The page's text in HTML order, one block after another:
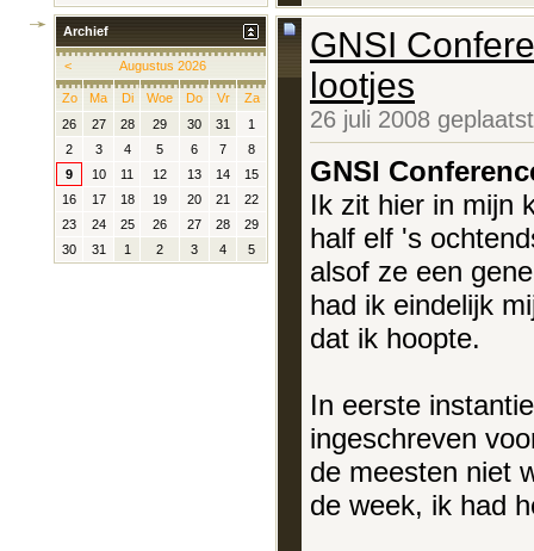
GNSI
lootjes
26 juli 2008
GNSI
Ik zit hier in mijn
half elf 's
alsof ze een
had ik eindelijk
dat ik hoopte.
In eerste
ingeschreven
de meesten niet
de week, ik had
Archief
< Augustus 2026
Zo Ma Di Woe Do Vr
Za
26
27 28 29 30 31
1
2
3 4 5 6 7
8
9
10 11 12 13 14
15
16
17 18 19 20 21
22
23
24 25 26 27 28
29
30
31 1 2 3 4 5